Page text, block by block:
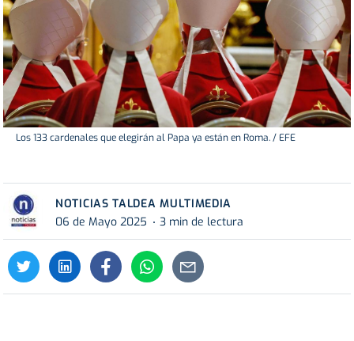
Los 133 cardenales que elegirán al Papa ya están en Roma. / EFE
NOTICIAS TALDEA MULTIMEDIA
06 de Mayo 2025
3 min de lectura